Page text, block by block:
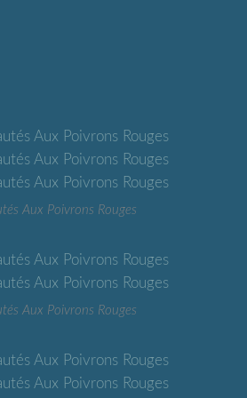
Aux Poivrons Rouges
Aux Poivrons Rouges